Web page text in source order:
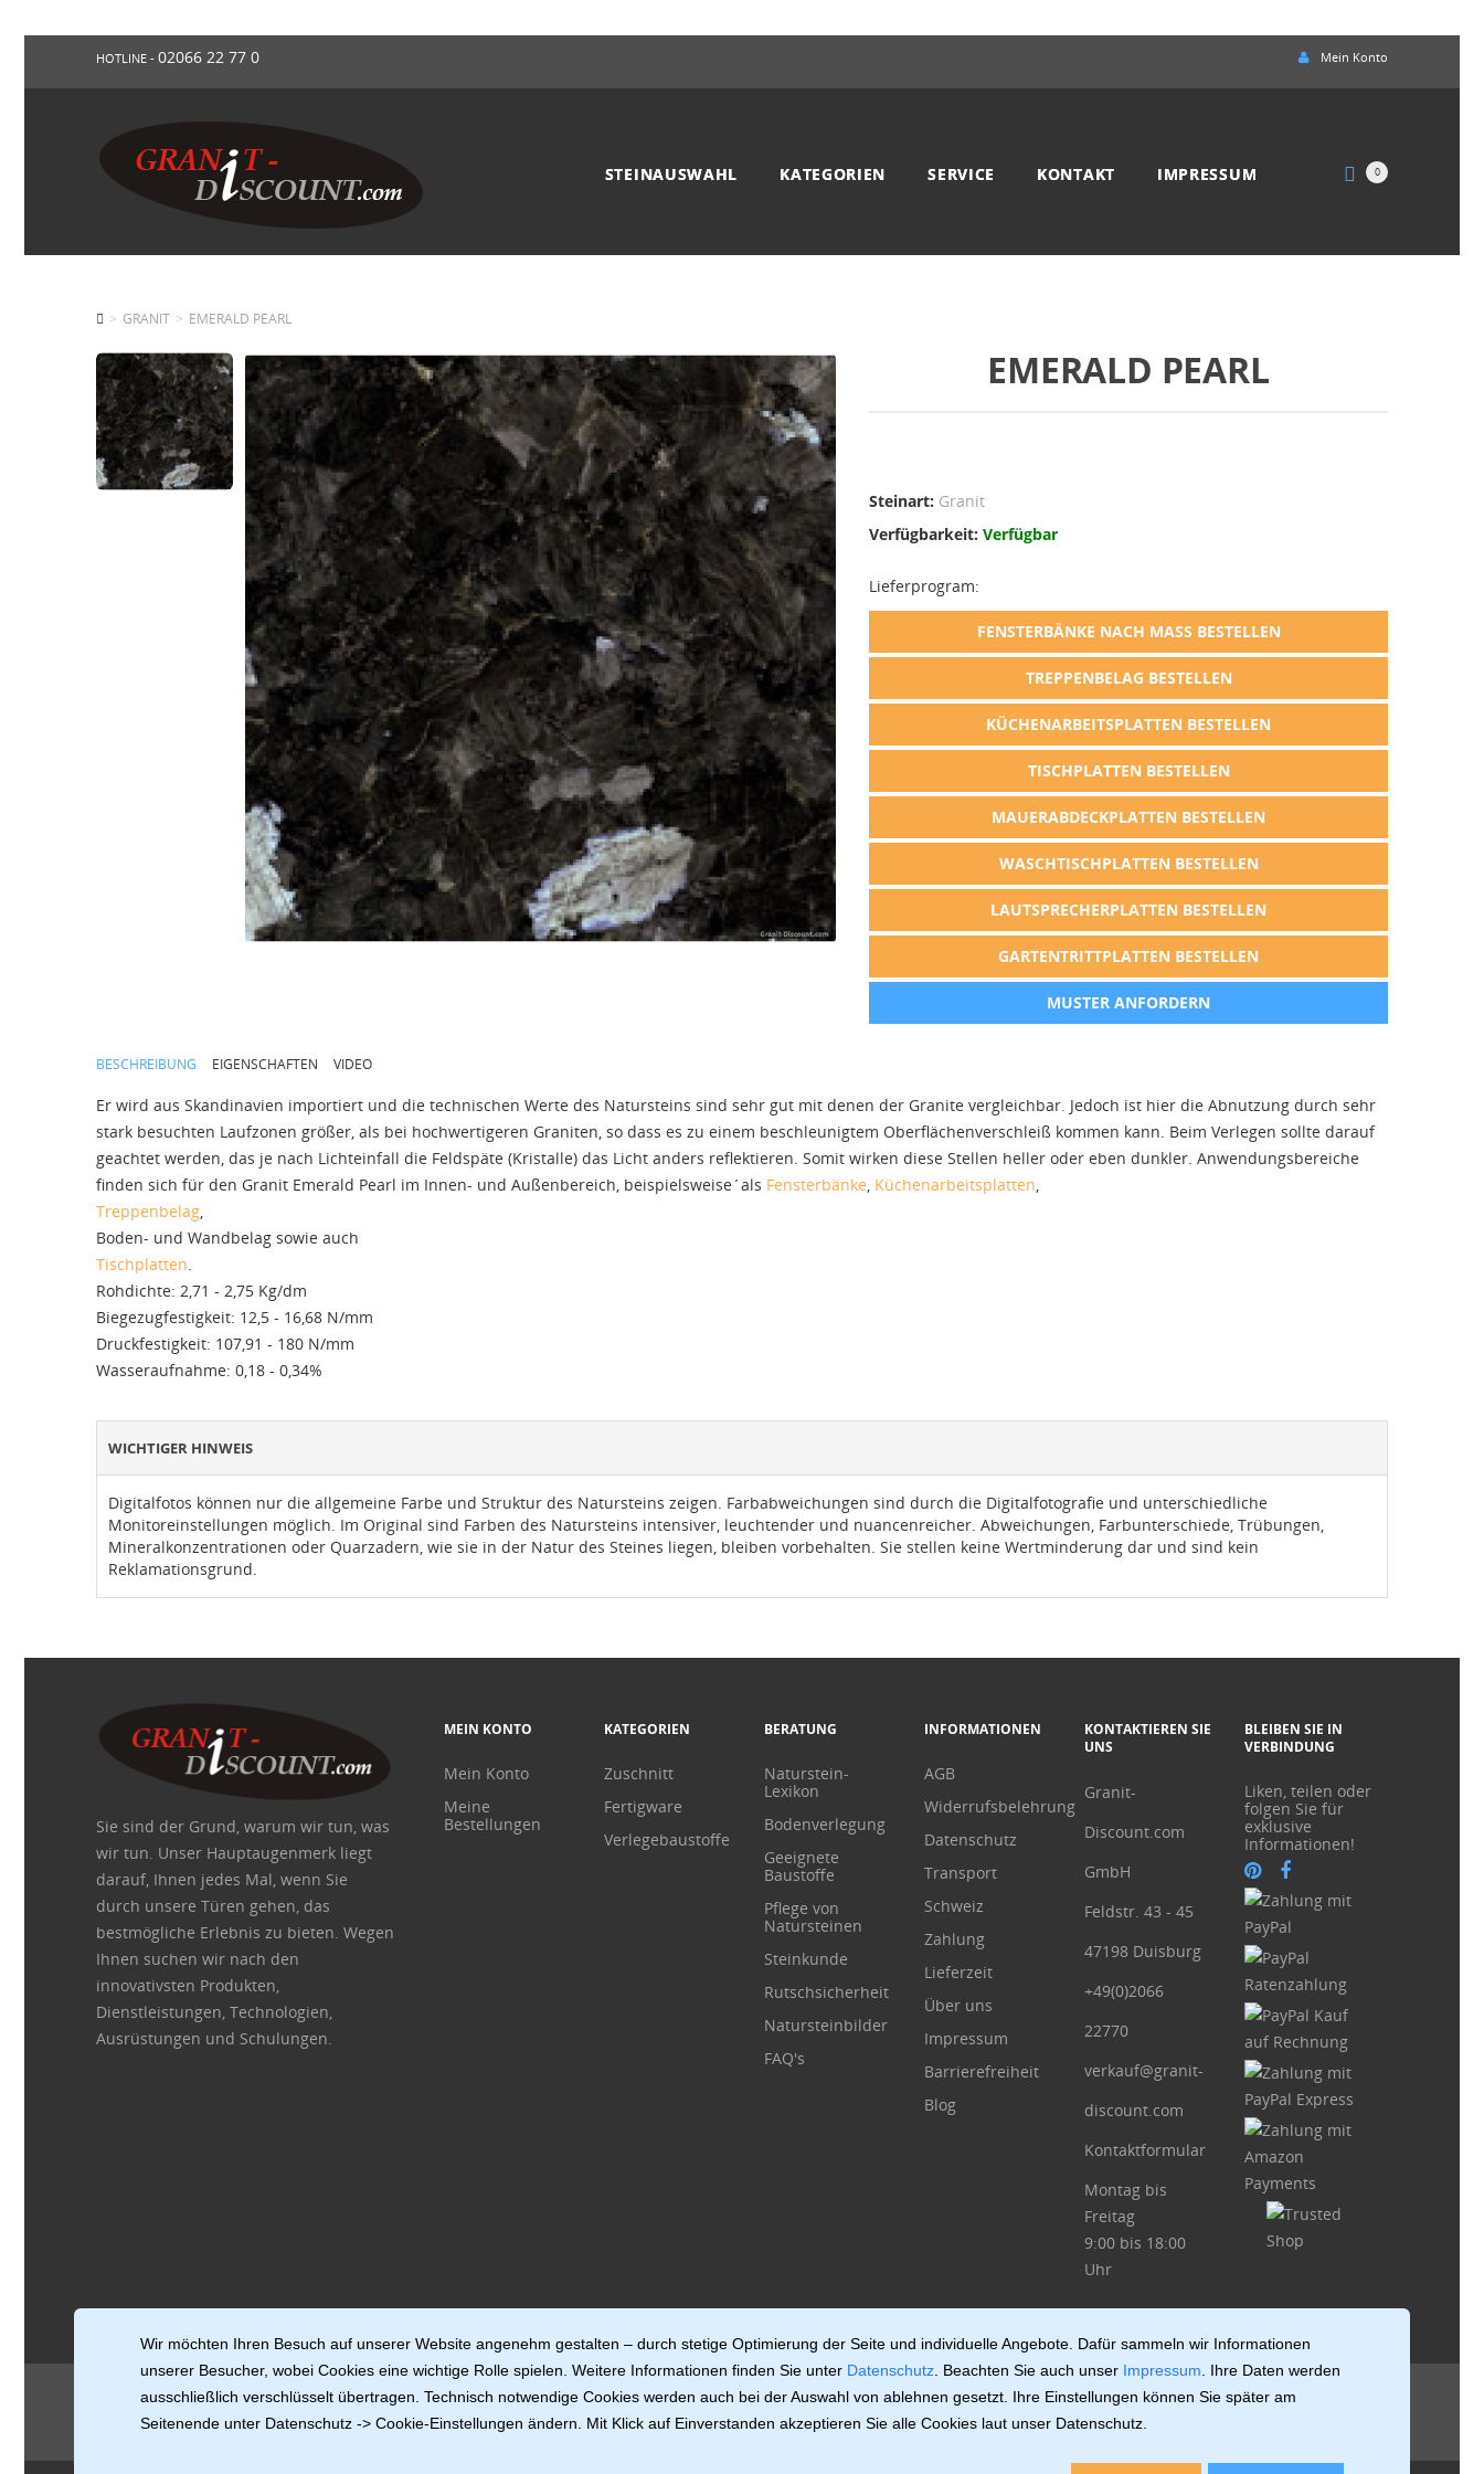
HOTLINE - 02066 22 77 0 Mein Konto
STEINAUSWAHL KATEGORIEN SERVICE KONTAKT IMPRESSUM 0
GRANIT EMERALD PEARL
EMERALD PEARL
Steinart: Granit
Verfügbarkeit: Verfügbar
Lieferprogram:
FENSTERBÄNKE NACH MASS BESTELLEN
TREPPENBELAG BESTELLEN
KÜCHENARBEITSPLATTEN BESTELLEN
TISCHPLATTEN BESTELLEN
MAUERABDECKPLATTEN BESTELLEN
WASCHTISCHPLATTEN BESTELLEN
LAUTSPRECHERPLATTEN BESTELLEN
GARTENTRITTPLATTEN BESTELLEN
MUSTER ANFORDERN
BESCHREIBUNG EIGENSCHAFTEN VIDEO
Er wird aus Skandinavien importiert und die technischen Werte des Natursteins sind sehr gut mit denen der Granite vergleichbar. Jedoch ist hier die Abnutzung durch sehr
stark besuchten Laufzonen größer, als bei hochwertigeren Graniten, so dass es zu einem beschleunigtem Oberflächenverschleiß kommen kann. Beim Verlegen sollte darauf
geachtet werden, das je nach Lichteinfall die Feldspäte (Kristalle) das Licht anders reflektieren. Somit wirken diese Stellen heller oder eben dunkler. Anwendungsbereiche
finden sich für den Granit Emerald Pearl im Innen- und Außenbereich, beispielsweise´als Fensterbänke, Küchenarbeitsplatten,
Treppenbelag,
Boden- und Wandbelag sowie auch
Tischplatten.
Rohdichte: 2,71 - 2,75 Kg/dm
Biegezugfestigkeit: 12,5 - 16,68 N/mm
Druckfestigkeit: 107,91 - 180 N/mm
Wasseraufnahme: 0,18 - 0,34%
WICHTIGER HINWEIS
Digitalfotos können nur die allgemeine Farbe und Struktur des Natursteins zeigen. Farbabweichungen sind durch die Digitalfotografie und unterschiedliche
Monitoreinstellungen möglich. Im Original sind Farben des Natursteins intensiver, leuchtender und nuancenreicher. Abweichungen, Farbunterschiede, Trübungen,
Mineralkonzentrationen oder Quarzadern, wie sie in der Natur des Steines liegen, bleiben vorbehalten. Sie stellen keine Wertminderung dar und sind kein
Reklamationsgrund.
Sie sind der Grund, warum wir tun, was
wir tun. Unser Hauptaugenmerk liegt
darauf, Ihnen jedes Mal, wenn Sie
durch unsere Türen gehen, das
bestmögliche Erlebnis zu bieten. Wegen
Ihnen suchen wir nach den
innovativsten Produkten,
Dienstleistungen, Technologien,
Ausrüstungen und Schulungen.
MEIN KONTO
Mein Konto
Meine
Bestellungen
KATEGORIEN
Zuschnitt
Fertigware
Verlegebaustoffe
BERATUNG
Naturstein-
Lexikon
Bodenverlegung
Geeignete
Baustoffe
Pflege von
Natursteinen
Steinkunde
Rutschsicherheit
Natursteinbilder
FAQ's
INFORMATIONEN
AGB
Widerrufsbelehrung
Datenschutz
Transport
Schweiz
Zahlung
Lieferzeit
Über uns
Impressum
Barrierefreiheit
Blog
KONTAKTIEREN SIE
UNS
Granit-
Discount.com
GmbH
Feldstr. 43 - 45
47198 Duisburg
+49(0)2066
22770
verkauf@granit-
discount.com
Kontaktformular
Montag bis
Freitag
9:00 bis 18:00
Uhr
BLEIBEN SIE IN
VERBINDUNG
Liken, teilen oder
folgen Sie für
exklusive
Informationen!
© 2004-2026
Wir möchten Ihren Besuch auf unserer Website angenehm gestalten – durch stetige Optimierung der Seite und individuelle Angebote. Dafür sammeln wir Informationen
unserer Besucher, wobei Cookies eine wichtige Rolle spielen. Weitere Informationen finden Sie unter Datenschutz . Beachten Sie auch unser Impressum . Ihre Daten werden
ausschließlich verschlüsselt übertragen. Technisch notwendige Cookies werden auch bei der Auswahl von ablehnen gesetzt. Ihre Einstellungen können Sie später am
Seitenende unter Datenschutz -> Cookie-Einstellungen ändern. Mit Klick auf Einverstanden akzeptieren Sie alle Cookies laut unser Datenschutz.